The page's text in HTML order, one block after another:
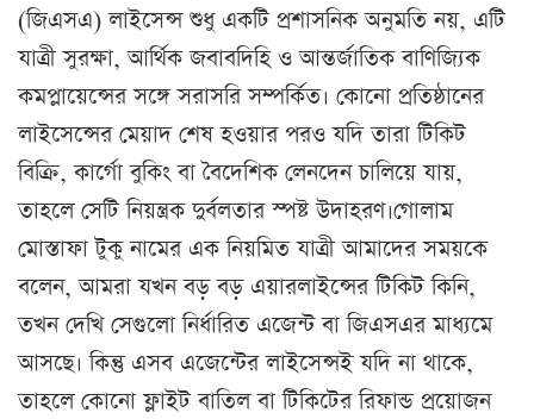
(জিএসএ) লাইসেন্স শুধু একটি প্রশাসনিক অনুমতি নয়, এটি
যাত্রী সুরক্ষা, আর্থিক জবাবদিহি ও আন্তর্জাতিক বাণিজ্যিক
কমপ্লায়েন্সের সঙ্গে সরাসরি সম্পর্কিত। কোনো প্রতিষ্ঠানের
লাইসেন্সের মেয়াদ শেষ হওয়ার পরও যদি তারা টিকিট
বিক্রি, কার্গো বুকিং বা বৈদেশিক লেনদেন চালিয়ে যায়,
তাহলে সেটি নিয়ন্ত্রক দুর্বলতার স্পষ্ট উদাহরণ।গোলাম
মোস্তাফা টুকু নামের এক নিয়মিত যাত্রী আমাদের সময়কে
বলেন, আমরা যখন বড় বড় এয়ারলাইন্সের টিকিট কিনি,
তখন দেখি সেগুলো নির্ধারিত এজেন্ট বা জিএসএর মাধ্যমে
আসছে। কিন্তু এসব এজেন্টের লাইসেন্সই যদি না থাকে,
তাহলে কোনো ফ্লাইট বাতিল বা টিকিটের রিফান্ড প্রয়োজন